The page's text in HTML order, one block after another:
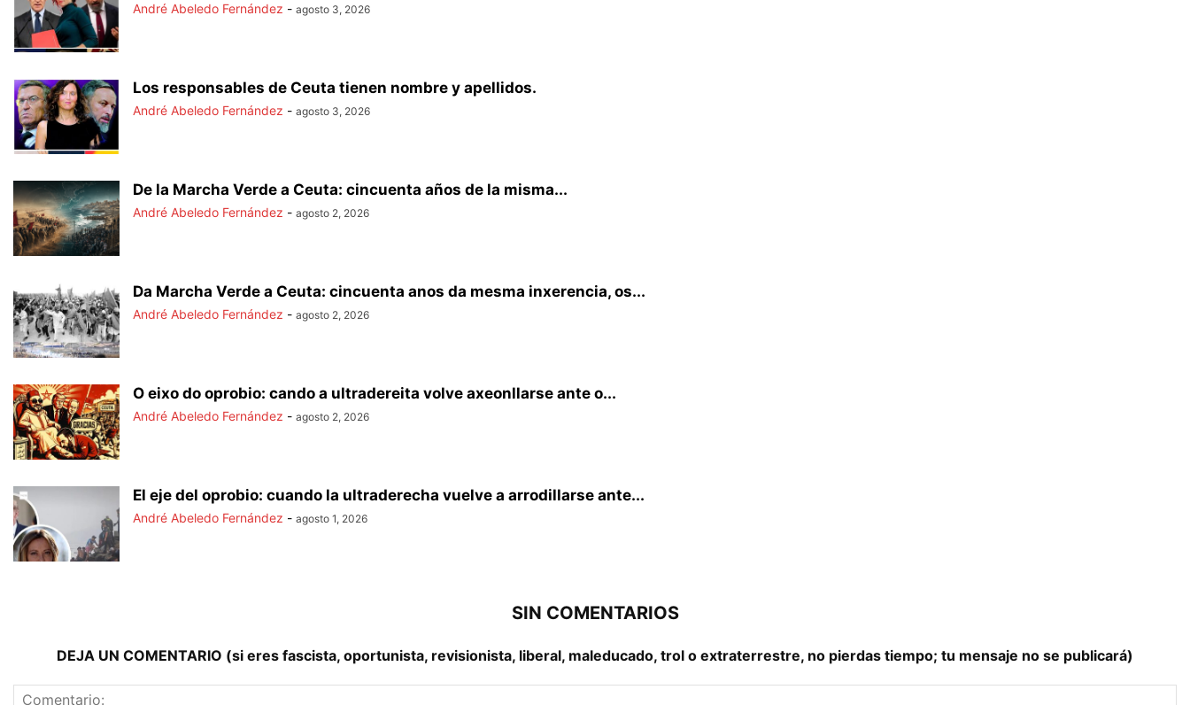
André Abeledo Fernández - agosto 3, 2026
Los responsables de Ceuta tienen nombre y apellidos.
André Abeledo Fernández - agosto 3, 2026
De la Marcha Verde a Ceuta: cincuenta años de la misma...
André Abeledo Fernández - agosto 2, 2026
Da Marcha Verde a Ceuta: cincuenta anos da mesma inxerencia, os...
André Abeledo Fernández - agosto 2, 2026
O eixo do oprobio: cando a ultradereita volve axeonllarse ante o...
André Abeledo Fernández - agosto 2, 2026
El eje del oprobio: cuando la ultraderecha vuelve a arrodillarse ante...
André Abeledo Fernández - agosto 1, 2026
SIN COMENTARIOS
DEJA UN COMENTARIO (si eres fascista, oportunista, revisionista, liberal, maleducado, trol o extraterrestre, no pierdas tiempo; tu mensaje no se publicará)